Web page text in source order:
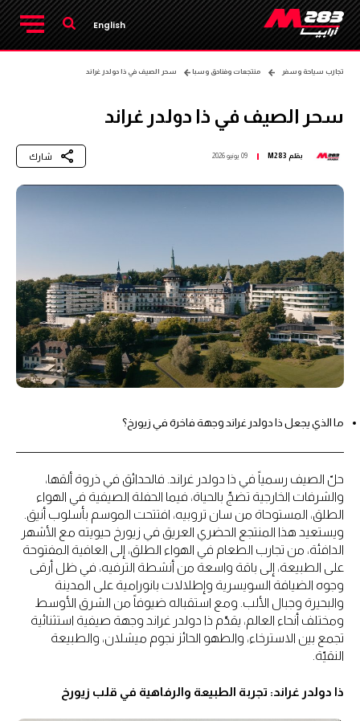
English
تجارب سياحة وسفر منتجعات وفنادق وسبا سحر الصيف في ذا دولدر غراند
سحر الصيف في ذا دولدر غراند
بقلم M283 09 يونيو 2026 شارك
ما الذي يجعل ذا دولدر غراند وجهة فاخرة في زيورخ؟
حلّ الصيف رسمياً في ذا دولدر غراند. فالحدائق في ذروة ألقها،
والشرفات الخارجية تضجّ بالحياة، فيما الحفلة الصيفية في الهواء
الطلق، المستوحاة من سان تروبيه، افتتحت الموسم بأسلوب أنيق.
ويستعيد هذا المنتجع الحضري العريق في زيورخ حيويته مع الأشهر
الدافئة، من تجارب الطعام في الهواء الطلق، إلى العافية المفتوحة
على الطبيعة، إلى باقة واسعة من أنشطة الترفيه، في ظل أرقى
وجوه الضيافة السويسرية وإطلالات بانورامية على المدينة
والبحيرة وجبال الألب. ومع استقباله ضيوفاً من الشرق الأوسط
ومختلف أنحاء العالم، يقدّم ذا دولدر غراند وجهة صيفية استثنائية
تجمع بين الاسترخاء، والطهو الحائز نجوم ميشلان، والطبيعة
النقيّة.
ذا دولدر غراند: تجربة الطبيعة والرفاهية في قلب زيورخ